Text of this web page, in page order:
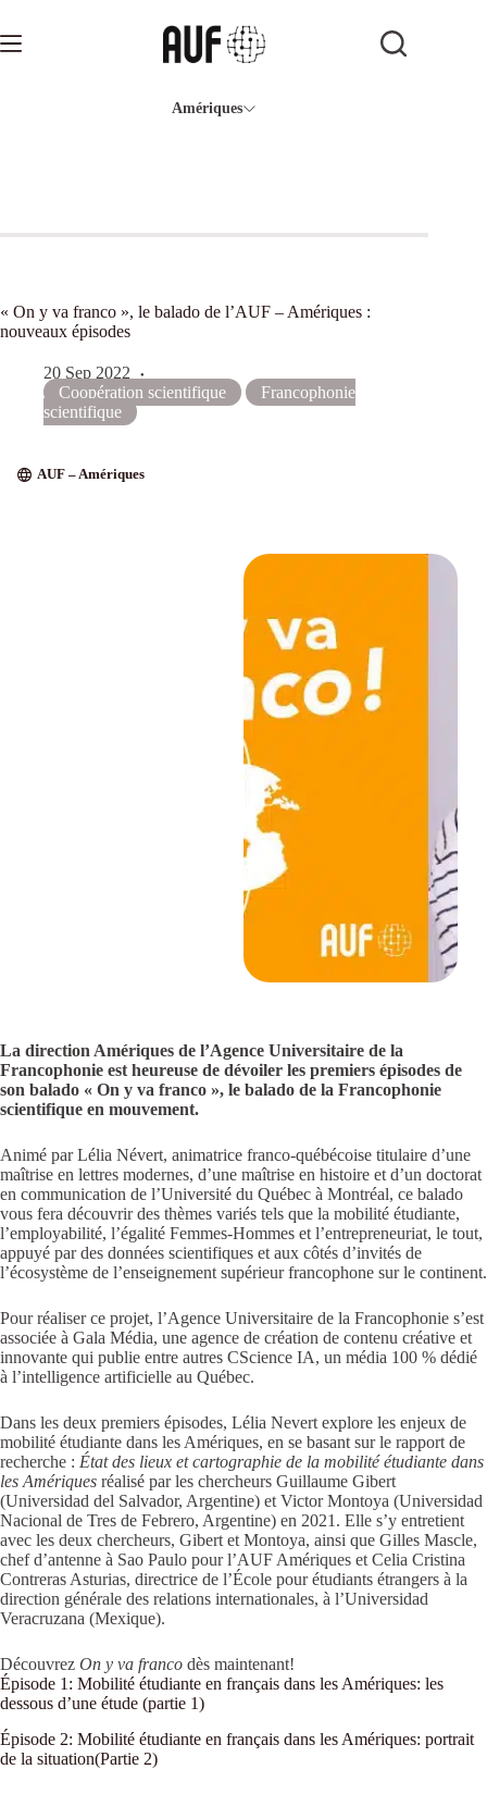
contenu
Amériques
« On y va franco », le balado de l’AUF – Amériques :
nouveaux épisodes
20 Sep 2022
Coopération scientifique
Francophonie
scientifique
AUF – Amériques
La direction Amériques de l’Agence Universitaire de la
Francophonie est heureuse de dévoiler les premiers épisodes de
son balado « On y va franco », le balado de la Francophonie
scientifique en mouvement.
Animé par Lélia Névert, animatrice franco-québécoise titulaire d’une
maîtrise en lettres modernes, d’une maîtrise en histoire et d’un doctorat
en communication de l’Université du Québec à Montréal, ce balado
vous fera découvrir des thèmes variés tels que la mobilité étudiante,
l’employabilité, l’égalité Femmes-Hommes et l’entrepreneuriat, le tout,
appuyé par des données scientifiques et aux côtés d’invités de
l’écosystème de l’enseignement supérieur francophone sur le continent.
Pour réaliser ce projet, l’Agence Universitaire de la Francophonie s’est
associée à Gala Média, une agence de création de contenu créative et
innovante qui publie entre autres CScience IA, un média 100 % dédié
à l’intelligence artificielle au Québec.
Dans les deux premiers épisodes, Lélia Nevert explore les enjeux de
mobilité étudiante dans les Amériques, en se basant sur le rapport de
recherche : État des lieux et cartographie de la mobilité étudiante dans
les Amériques réalisé par les chercheurs Guillaume Gibert
(Universidad del Salvador, Argentine) et Victor Montoya (Universidad
Nacional de Tres de Febrero, Argentine) en 2021. Elle s’y entretient
avec les deux chercheurs, Gibert et Montoya, ainsi que Gilles Mascle,
chef d’antenne à Sao Paulo pour l’AUF Amériques et Celia Cristina
Contreras Asturias, directrice de l’École pour étudiants étrangers à la
direction générale des relations internationales, à l’Universidad
Veracruzana (Mexique).
Découvrez On y va franco dès maintenant!
Épisode 1: Mobilité étudiante en français dans les Amériques: les
dessous d’une étude (partie 1)
Épisode 2: Mobilité étudiante en français dans les Amériques: portrait
de la situation(Partie 2)